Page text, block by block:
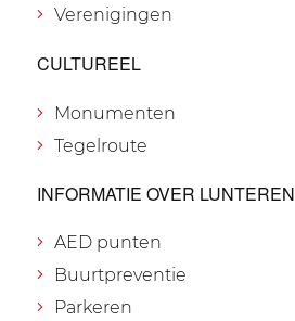
Verenigingen
CULTUREEL
Monumenten
Tegelroute
INFORMATIE OVER LUNTEREN
AED punten
Buurtpreventie
Parkeren